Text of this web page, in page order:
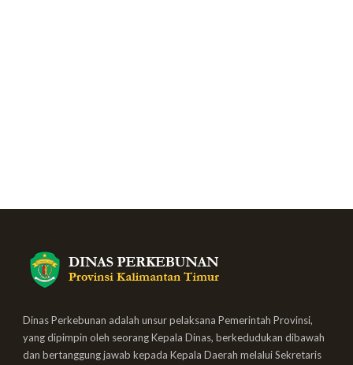
Dinas Perkebunan adalah unsur pelaksana Pemerintah Provinsi,
yang dipimpin oleh seorang Kepala Dinas, berkedudukan dibawah
dan bertanggung jawab kepada Kepala Daerah melalui Sekretaris